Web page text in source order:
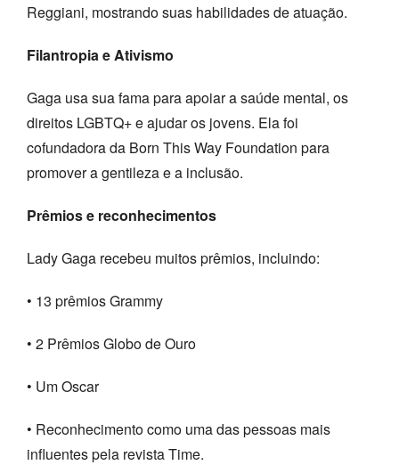
Reggiani, mostrando suas habilidades de atuação.
Filantropia e Ativismo
Gaga usa sua fama para apoiar a saúde mental, os
direitos LGBTQ+ e ajudar os jovens. Ela foi
cofundadora da Born This Way Foundation para
promover a gentileza e a inclusão.
Prêmios e reconhecimentos
Lady Gaga recebeu muitos prêmios, incluindo:
• 13 prêmios Grammy
• 2 Prêmios Globo de Ouro
• Um Oscar
• Reconhecimento como uma das pessoas mais
influentes pela revista Time.